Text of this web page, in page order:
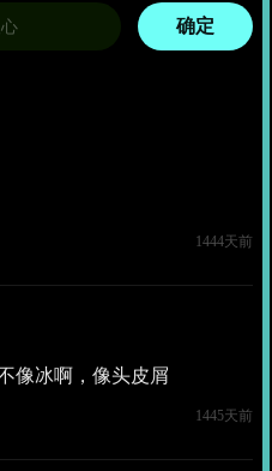
确定
1444天前
像冰啊，像头皮屑
1445天前